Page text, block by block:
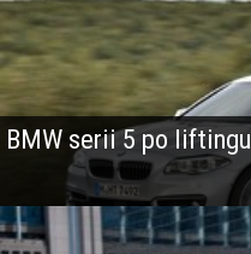
BMW serii 5 po liftingu